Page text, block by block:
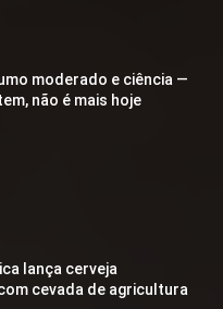
moderado e ciência —
não é mais hoje
lança cerveja
cevada de agricultura